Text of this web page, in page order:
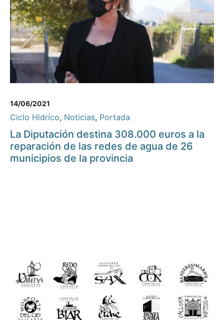
14/06/2021
Ciclo Hidríco, Noticias, Portada
La Diputación destina 308.000 euros a la
reparación de las redes de agua de 26
municipios de la provincia